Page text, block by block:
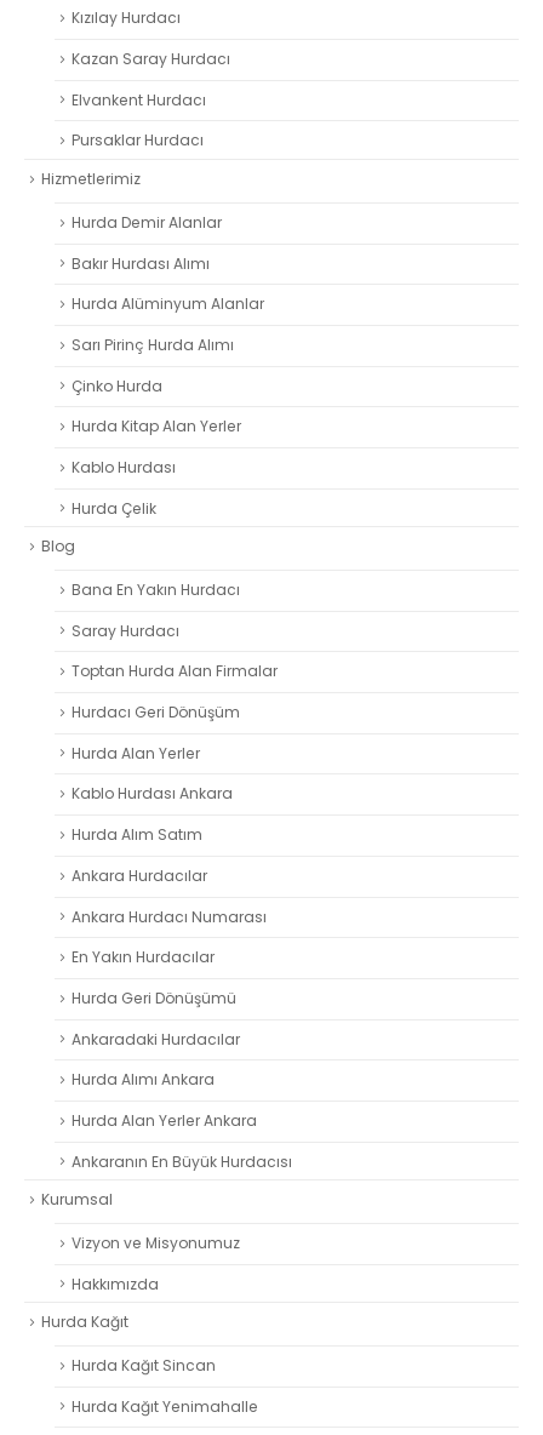
Kızılay Hurdacı
Kazan Saray Hurdacı
Elvankent Hurdacı
Pursaklar Hurdacı
Hizmetlerimiz
Hurda Demir Alanlar
Bakır Hurdası Alımı
Hurda Alüminyum Alanlar
Sarı Pirinç Hurda Alımı
Çinko Hurda
Hurda Kitap Alan Yerler
Kablo Hurdası
Hurda Çelik
Blog
Bana En Yakın Hurdacı
Saray Hurdacı
Toptan Hurda Alan Firmalar
Hurdacı Geri Dönüşüm
Hurda Alan Yerler
Kablo Hurdası Ankara
Hurda Alım Satım
Ankara Hurdacılar
Ankara Hurdacı Numarası
En Yakın Hurdacılar
Hurda Geri Dönüşümü
Ankaradaki Hurdacılar
Hurda Alımı Ankara
Hurda Alan Yerler Ankara
Ankaranın En Büyük Hurdacısı
Kurumsal
Vizyon ve Misyonumuz
Hakkımızda
Hurda Kağıt
Hurda Kağıt Sincan
Hurda Kağıt Yenimahalle